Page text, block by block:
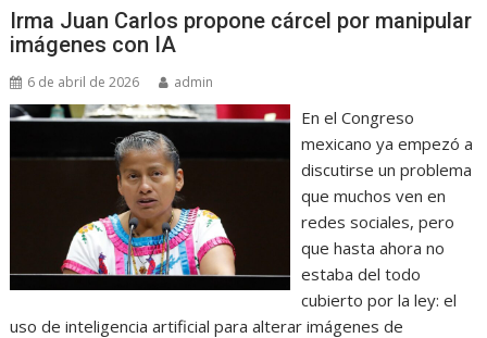
Irma Juan Carlos propone cárcel por manipular
imágenes con IA
6 de abril de 2026 admin
En el Congreso
mexicano ya empezó a
discutirse un problema
que muchos ven en
redes sociales, pero
que hasta ahora no
estaba del todo
cubierto por la ley: el
uso de inteligencia artificial para alterar imágenes de